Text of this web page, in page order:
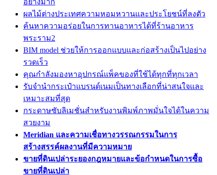
ผลไม้ต่างประเทศความหอมหวานและประโยชน์ที่ลงตัว
ค้นหาความอร่อยในการทานอาหารได้ที่ร้านอาหาร
พระราม2
BIM model ช่วยให้การออกแบบและก่อสร้างเป็นไปอย่าง
รวดเร็ว
คุณกำลังมองหาอุปกรณ์แพ็คของที่ใช้ได้ทุกที่ทุกเวลา
รับจำนำกระเป๋าแบรนด์เนมเป็นทางเลือกที่น่าสนใจและ
เหมาะสมที่สุด
กระดาษซับลิเมชั่นสำหรับงานพิมพ์ภาพมั่นใจได้ในความ
สวยงาม
Meridian และความเชื่อทางวรรณกรรมในการ
สร้างสรรค์ผลงานที่มีความหมาย
ขายที่ดินเปล่าระยองกฎหมายและข้อกำหนดในการซื้อ
ขายที่ดินเปล่า